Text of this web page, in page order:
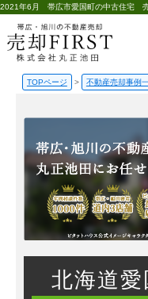
2021年6月 帯広市愛国町の中古住宅 売
TOPページ > 不動産売却事例
北海道